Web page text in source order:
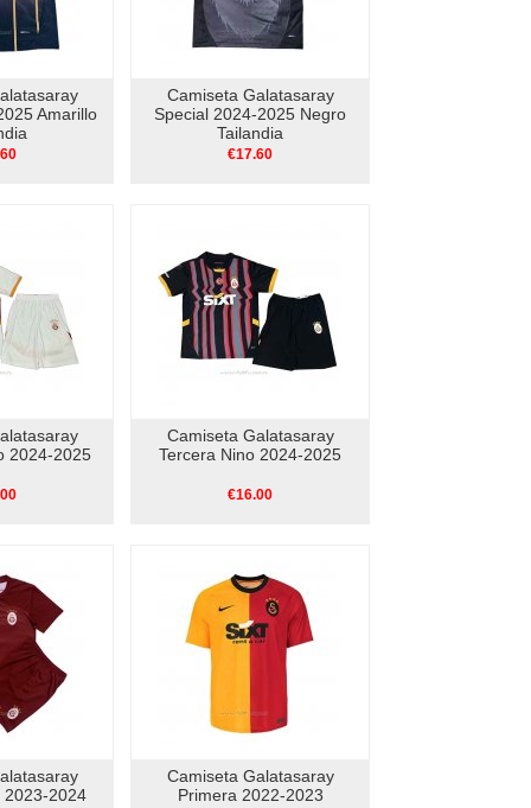
Amarillo
Camiseta Galatasaray
Special 2024-2025 Negro
Tailandia
€17.60
2024-2025
Camiseta Galatasaray
Tercera Nino 2024-2025
€16.00
2023-2024
Camiseta Galatasaray
Primera 2022-2023